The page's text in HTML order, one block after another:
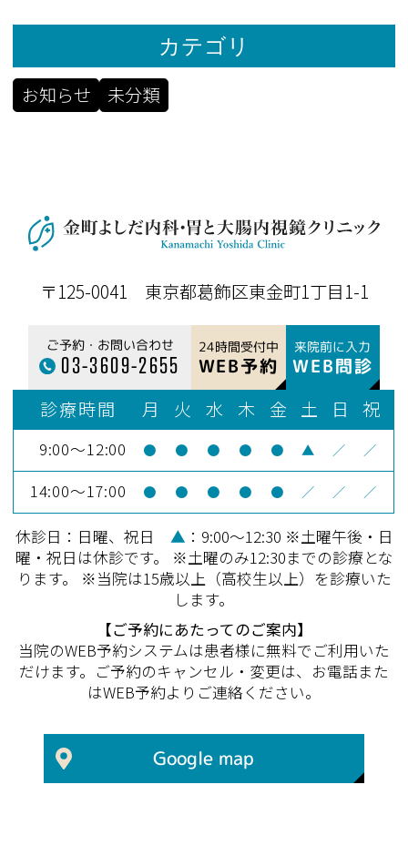
カテゴリ
お知らせ 未分類
〒125-0041 東京都葛飾区東金町1丁目1-1
ご予約・お問い合わせ
03-3609-2655
24時間受付中
WEB予約
来院前に入力
WEB問診
診療時間 月 火 水 木 金 土 日 祝
9:00～12:00 ● ● ● ● ● ▲ ／ ／
14:00～17:00 ● ● ● ● ● ／ ／ ／
休診日：日曜、祝日 ▲ ：9:00～12:30 ※土曜午後・日
曜・祝日は休診です。 ※土曜のみ12:30までの診療とな
ります。 ※当院は15歳以上（高校生以上）を診療いた
します。
【ご予約にあたってのご案内】
当院のWEB予約システムは患者様に無料でご利用いた
だけます。ご予約のキャンセル・変更は、お電話また
はWEB予約よりご連絡ください。
Google map